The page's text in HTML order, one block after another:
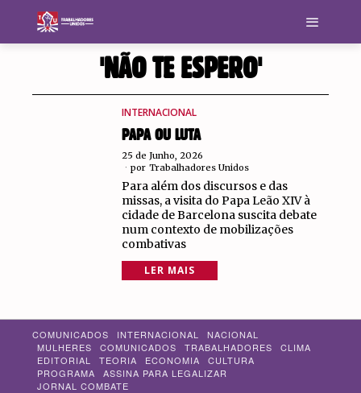
'NÃO TE ESPERO'
INTERNACIONAL
PAPA OU LUTA
25 de Junho, 2026
por Trabalhadores Unidos
Para além dos discursos e das
missas, a visita do Papa Leão XIV à
cidade de Barcelona suscita debate
num contexto de mobilizações
combativas
LER MAIS
COMUNICADOS INTERNACIONAL
NACIONAL
MULHERES
COMUNICADOS TRABALHADORES
CLIMA
EDITORIAL
TEORIA ECONOMIA
CULTURA
PROGRAMA
ASSINA PARA LEGALIZAR
JORNAL COMBATE